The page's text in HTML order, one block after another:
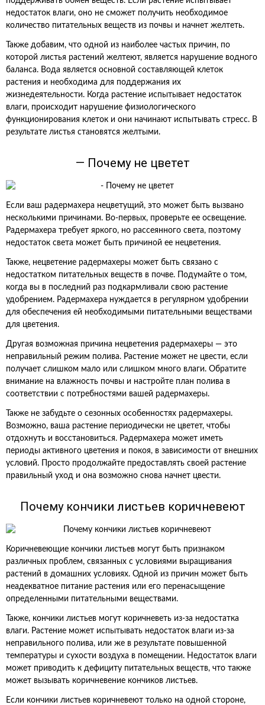
недостаток влаги, оно не сможет получить необходимое
количество питательных веществ из почвы и начнет желтеть.
Также добавим, что одной из наиболее частых причин, по
которой листья растений желтеют, является нарушение водного
баланса. Вода является основной составляющей клеток
растения и необходима для поддержания их
жизнедеятельности. Когда растение испытывает недостаток
влаги, происходит нарушение физиологического
функционирования клеток и они начинают испытывать стресс. В
результате листья становятся желтыми.
— Почему не цветет
Если ваш радермахера нецветущий, это может быть вызвано
несколькими причинами. Во-первых, проверьте ее освещение.
Радермахера требует яркого, но рассеянного света, поэтому
недостаток света может быть причиной ее нецветения.
Также, нецветение радермахеры может быть связано с
недостатком питательных веществ в почве. Подумайте о том,
когда вы в последний раз подкармливали свою растение
удобрением. Радермахера нуждается в регулярном удобрении
для обеспечения ей необходимыми питательными веществами
для цветения.
Другая возможная причина нецветения радермахеры — это
неправильный режим полива. Растение может не цвести, если
получает слишком мало или слишком много влаги. Обратите
внимание на влажность почвы и настройте план полива в
соответствии с потребностями вашей радермахеры.
Также не забудьте о сезонных особенностях радермахеры.
Возможно, ваша растение периодически не цветет, чтобы
отдохнуть и восстановиться. Радермахера может иметь
периоды активного цветения и покоя, в зависимости от внешних
условий. Просто продолжайте предоставлять своей растение
правильный уход и она возможно снова начнет цвести.
Почему кончики листьев коричневеют
Коричневеющие кончики листьев могут быть признаком
различных проблем, связанных с условиями выращивания
растений в домашних условиях. Одной из причин может быть
неадекватное питание растения или его перенасыщение
определенными питательными веществами.
Также, кончики листьев могут коричневеть из-за недостатка
влаги. Растение может испытывать недостаток влаги из-за
неправильного полива, или же в результате повышенной
температуры и сухости воздуха в помещении. Недостаток влаги
может приводить к дефициту питательных веществ, что также
может вызывать коричневение кончиков листьев.
Если кончики листьев коричневеют только на одной стороне,